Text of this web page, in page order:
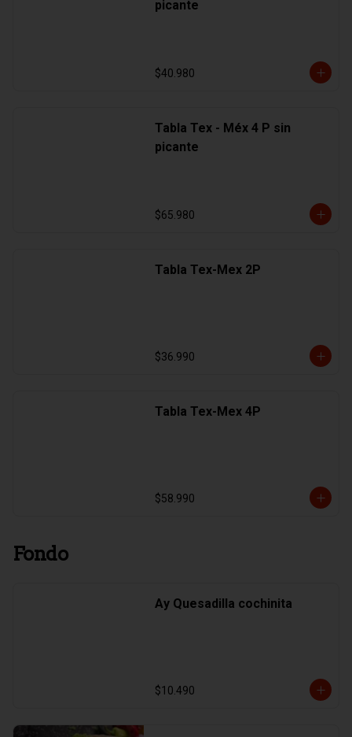
picante
$40.980
Tabla Tex - Méx 4 P sin
picante
$65.980
Tabla Tex-Mex 2P
$36.990
Tabla Tex-Mex 4P
$58.990
Fondo
Ay Quesadilla cochinita
$10.490